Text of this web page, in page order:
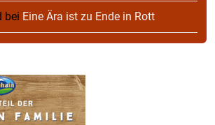
bei Eine Ära ist zu Ende in Rott